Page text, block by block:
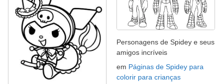
Personagens de Spidey e seus
amigos incríveis
em Páginas de Spidey para
colorir para crianças